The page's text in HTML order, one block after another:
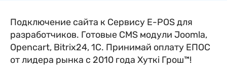
Подключение сайта к Сервису Е-POS для
разработчиков. Готовые CMS модули Joomla,
Opencart, Bitrix24, 1C. Принимай оплату ЕПОС
от лидера рынка с 2010 года Хуткi Грош™!